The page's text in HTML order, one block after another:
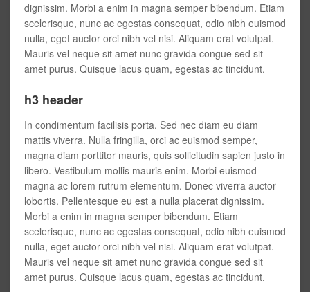
dignissim. Morbi a enim in magna semper bibendum. Etiam
scelerisque, nunc ac egestas consequat, odio nibh euismod
nulla, eget auctor orci nibh vel nisi. Aliquam erat volutpat.
Mauris vel neque sit amet nunc gravida congue sed sit
amet purus. Quisque lacus quam, egestas ac tincidunt.
h3 header
In condimentum facilisis porta. Sed nec diam eu diam
mattis viverra. Nulla fringilla, orci ac euismod semper,
magna diam porttitor mauris, quis sollicitudin sapien justo in
libero. Vestibulum mollis mauris enim. Morbi euismod
magna ac lorem rutrum elementum. Donec viverra auctor
lobortis. Pellentesque eu est a nulla placerat dignissim.
Morbi a enim in magna semper bibendum. Etiam
scelerisque, nunc ac egestas consequat, odio nibh euismod
nulla, eget auctor orci nibh vel nisi. Aliquam erat volutpat.
Mauris vel neque sit amet nunc gravida congue sed sit
amet purus. Quisque lacus quam, egestas ac tincidunt.